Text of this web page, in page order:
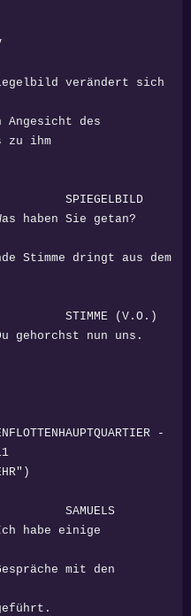
verändert sich
des
zu ihm
getan?
dringt aus dem
(V.O.)
nun uns.
-
den